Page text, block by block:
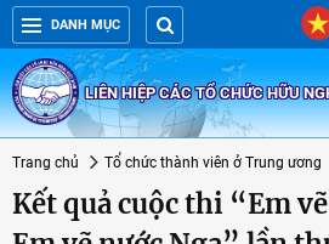
DANH MỤC
LIÊN HIỆP CÁC TỔ CHỨC HỮU
Trang chủ Tổ chức thành viên ở Trung ương
Kết quả cuộc thi “Em